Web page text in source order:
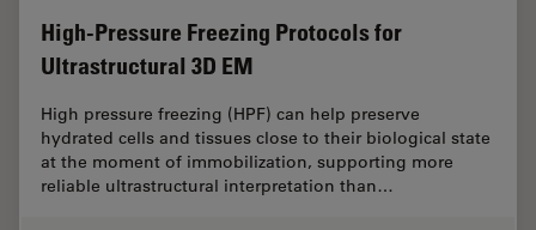
High-Pressure Freezing Protocols for
Ultrastructural 3D EM
High pressure freezing (HPF) can help preserve
hydrated cells and tissues close to their biological state
at the moment of immobilization, supporting more
reliable ultrastructural interpretation than…